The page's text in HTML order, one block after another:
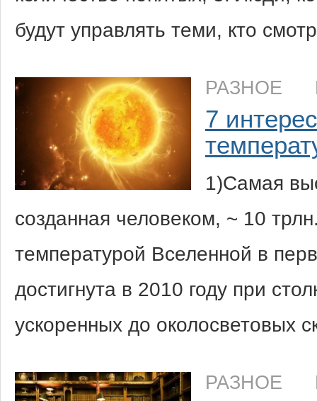
будут управлять теми, кто
РАЗНОЕ
7
1)Самая
созданная человеком, ~ 10
температурой Вселенной в
достигнута в 2010 году при
ускоренных до околосветовых
РАЗНОЕ